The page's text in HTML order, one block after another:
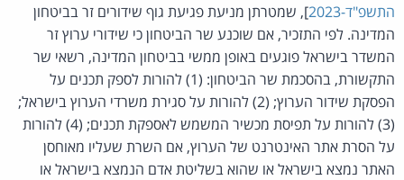
התשפ"ד-2023
], שמטרתן מניעת פגיעת גוף שידורים זר בביטחון
המדינה. לפי התזכיר, אם שוכנע שר הביטחון כי שידורי ערוץ זר
המשדר בישראל פוגעים באופן ממשי בביטחון המדינה, רשאי שר
התקשורת, בהסכמת שר הביטחון : (1) להורות לספק תכנים על
הפסקת שידור הערוץ; (2) להורות על סגירת משרדי הערוץ בישראל;
(3) להורות על תפיסת מכשיר המשמש לאספקת תכנים; (4) להורות
על הסרת אתר האינטרנט של ה ערוץ, אם השרת שעליו מאוחסן
ה אתר נמצא בישראל או שהוא בשליטת אדם הנמצא בישראל או